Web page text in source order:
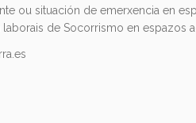
ou situación de emerxencia en
de Socorrismo en espazos